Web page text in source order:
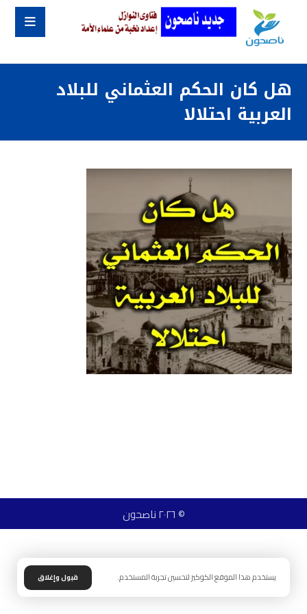
هل كان الحكم العثماني للبلاد
العربية احتلالا
© ٢٠٢٦ ناصحون
يستخدم هذا الموقع الكوكيز لتحسين تجربة المستخدم. قبول وإغلاق